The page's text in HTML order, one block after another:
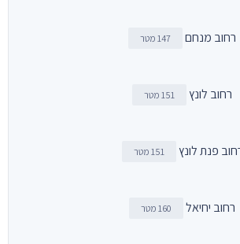
רחוב מנחם 147 מטר
רחוב לונץ 151 מטר
פנת לונץ 151 מטר
רחוב יחיאל 160 מטר